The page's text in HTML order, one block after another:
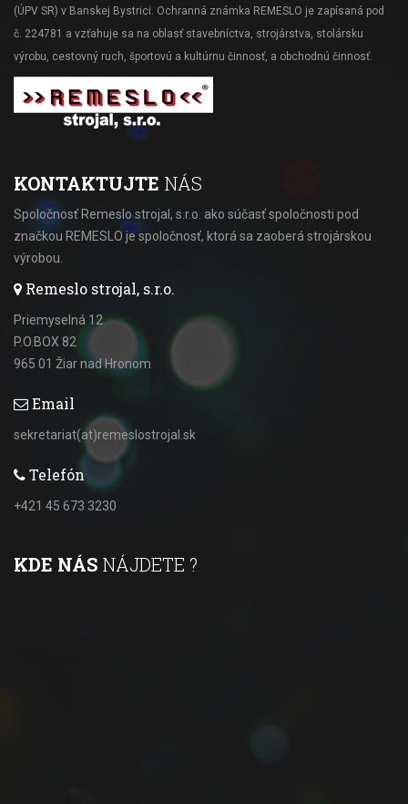
(ÚPV SR) v Banskej Bystrici. Ochranná známka REMESLO je zapísaná pod
č. 224781 a vzťahuje sa na oblasť stavebníctva, strojárstva, stolársku
výrobu, cestovný ruch, športovú a kultúrnu činnosť, a obchodnú činnosť.
KONTAKTUJTE NÁS
Spoločnosť Remeslo strojal, s.r.o. ako súčasť spoločnosti pod
značkou REMESLO je spoločnosť, ktorá sa zaoberá strojárskou
výrobou.
Remeslo strojal, s.r.o.
Priemyselná 12
P.O.BOX 82
965 01 Žiar nad Hronom
Email
sekretariat(at)remeslostrojal.sk
Telefón
+421 45 673 3230
KDE NÁS NÁJDETE ?